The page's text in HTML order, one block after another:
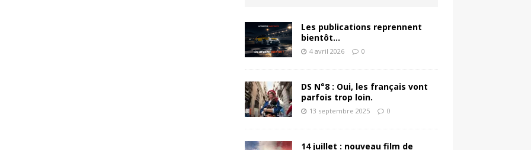
Les publications reprennent
bientôt…
4 avril 2026 0
DS N°8 : Oui, les français vont
parfois trop loin.
13 septembre 2025 0
14 juillet : nouveau film de